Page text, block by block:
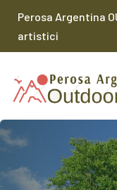
Perosa Argentina
artistici